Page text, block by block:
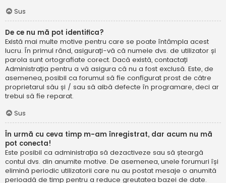
Sus
De ce nu mă pot identifica?
Există mai multe motive pentru care se poate întâmpla acest
lucru. În primul rând, asigurați-vă că numele dvs. de utilizator și
parola sunt ortografiate corect. Dacă există, contactați
Administrația pentru a vă asigura că nu a fost exclusă. Este, de
asemenea, posibil ca forumul să fie configurat prost de către
proprietarul său și / sau să aibă defecte în programare, deci ar
trebui să fie reparat.
Sus
În urmă cu ceva timp m-am înregistrat, dar acum nu mă
pot conecta!
Este posibil ca administrația să dezactiveze sau să șteargă
contul dvs. din anumite motive. De asemenea, unele forumuri își
elimină periodic utilizatorii care nu au postat mesaje o anumită
perioadă de timp pentru a reduce greutatea bazei de date.